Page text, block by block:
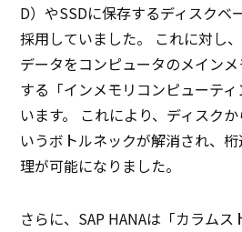
D）やSSDに保存するディスクベ
採用していました。 これに対し
データをコンピュータのメイン
する「インメモリコンピューテ
います。 これにより、ディスク
いうボトルネックが解消され、
理が可能になりました。
さらに、SAP HANAは「カラム